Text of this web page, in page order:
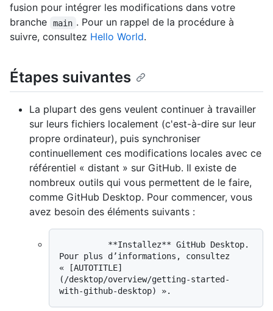
fusion pour intégrer les modifications dans votre
branche
main . Pour un rappel de la procédure à
suivre, consultez Hello World.
Étapes suivantes
La plupart des gens veulent continuer à travailler
sur leurs fichiers localement (c'est-à-dire sur leur
propre ordinateur), puis synchroniser
continuellement ces modifications locales avec ce
référentiel « distant » sur GitHub. Il existe de
nombreux outils qui vous permettent de le faire,
comme GitHub Desktop. Pour commencer, vous
avez besoin des éléments suivants :
Pour plus d’informations, consultez
« [AUTOTITLE]
(/desktop/overview/getting-started-